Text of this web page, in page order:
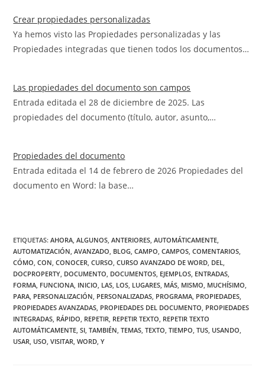
Crear propiedades personalizadas
Ya hemos visto las Propiedades personalizadas y las
Propiedades integradas que tienen todos los documentos…
Las propiedades del documento son campos
Entrada editada el 28 de diciembre de 2025. Las
propiedades del documento (título, autor, asunto,…
Propiedades del documento
Entrada editada el 14 de febrero de 2026 Propiedades del
documento en Word: la base…
ETIQUETAS:AHORA, ALGUNOS, ANTERIORES, AUTOMÁTICAMENTE,
AUTOMATIZACIÓN, AVANZADO, BLOG, CAMPO, CAMPOS, COMENTARIOS,
CÓMO, CON, CONOCER, CURSO, CURSO AVANZADO DE WORD, DEL,
DOCPROPERTY, DOCUMENTO, DOCUMENTOS, EJEMPLOS, ENTRADAS,
FORMA, FUNCIONA, INICIO, LAS, LOS, LUGARES, MÁS, MISMO, MUCHÍSIMO,
PARA, PERSONALIZACIÓN, PERSONALIZADAS, PROGRAMA, PROPIEDADES,
PROPIEDADES AVANZADAS, PROPIEDADES DEL DOCUMENTO, PROPIEDADES
INTEGRADAS, RÁPIDO, REPETIR, REPETIR TEXTO, REPETIR TEXTO
AUTOMÁTICAMENTE, SI, TAMBIÉN, TEMAS, TEXTO, TIEMPO, TUS, USANDO,
USAR, USO, VISITAR, WORD, Y